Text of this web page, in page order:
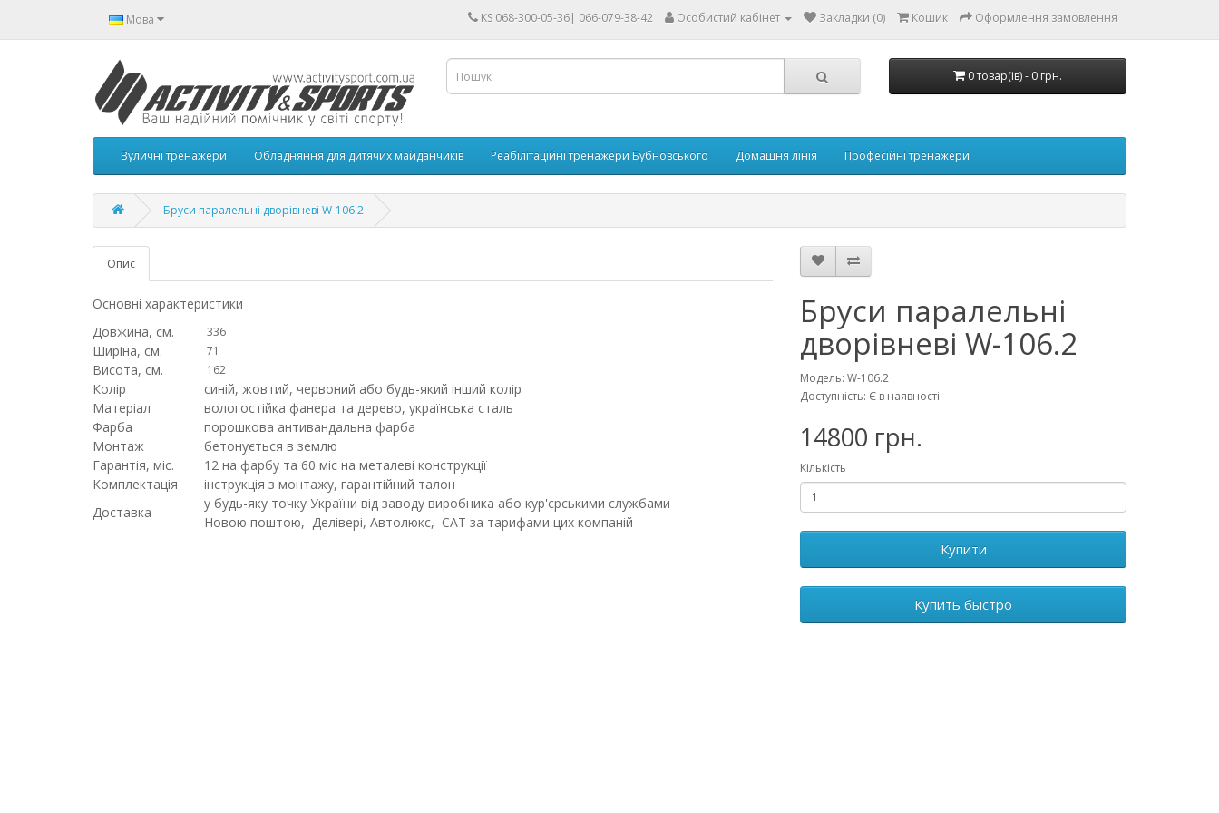
Мова KS 068-300-05-36| 066-079-38-42 Особистий кабінет Закладки (0) Кошик Оформлення замовлення
0 товар(ів) - 0 грн.
Вуличні тренажери Обладняння для дитячих майданчиків Реабілітаційні тренажери Бубновського Домашня лінія Професійні тренажери
Бруси паралельні дворівневі W-106.2
Опис
Основні характеристики
Довжина, см.
336
Ширіна, см. 71
Висота, см. 162
Колір
синій, жовтий, червоний або будь-який інший колір
Матеріал
вологостійка фанера та дерево, українська сталь
Фарба
порошкова антивандальна фарба
Монтаж
бетонується в землю
Гарантія, міс.
12 на фарбу та 60 міс на металеві конструкції
Комплектація
інструкція з монтажу, гарантійний талон
Доставка
у будь-яку точку України від заводу виробника або кур'єрськими службами
Новою поштою, Делівері, Автолюкс, CAT за тарифами цих компаній
Бруси паралельні
дворівневі W-106.2
Модель: W-106.2
Доступність: Є в наявності
14800 грн.
Кількість
Купити
Купить быстро